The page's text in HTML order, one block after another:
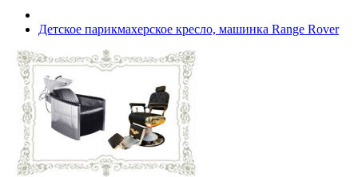
Детское парикмахерское кресло, машинка Range Rover